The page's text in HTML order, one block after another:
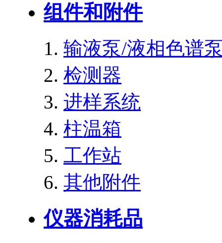
组件和附件
输液泵/液相色谱
检测器
进样系统
柱温箱
工作站
其他附件
仪器消耗品